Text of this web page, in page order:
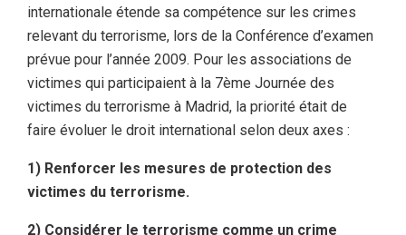
internationale étende sa compétence sur les crimes
relevant du terrorisme, lors de la Conférence d’examen
prévue pour l’année 2009. Pour les associations de
victimes qui participaient à la 7ème Journée des
victimes du terrorisme à Madrid, la priorité était de
faire évoluer le droit international selon deux axes :
1) Renforcer les mesures de protection des
victimes du terrorisme.
2) Considérer le terrorisme comme un crime